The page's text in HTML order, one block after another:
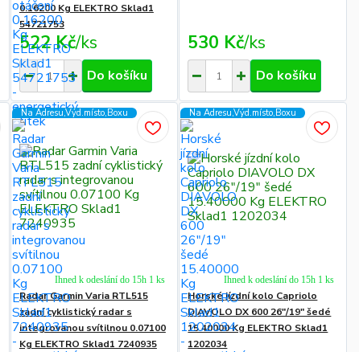
0.16200 Kg ELEKTRO Sklad1
54721753
522 Kč/ks
Do košíku
530 Kč/ks
Do košíku
Na Adresu,Výd.místo,Boxu
Radar Garmin Varia RTL515
zadní cyklistický radar s
integrovanou svítilnou 0.07100
Kg ELEKTRO Sklad1 7240935
Ihned k odeslání do 15h 1 ks
Na Adresu,Výd.místo,Boxu
Horské jízdní kolo Capriolo
DIAVOLO DX 600 26"/19" šedé
15.40000 Kg ELEKTRO Sklad1
1202034
Ihned k odeslání do 15h 1 ks